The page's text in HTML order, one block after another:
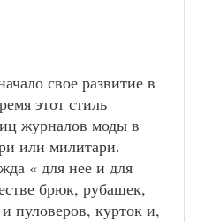
свое развитие в
этот стиль
журналов моды в
или милитари.
« для нее и для
брюк, рубашек,
пуловеров, курток и,